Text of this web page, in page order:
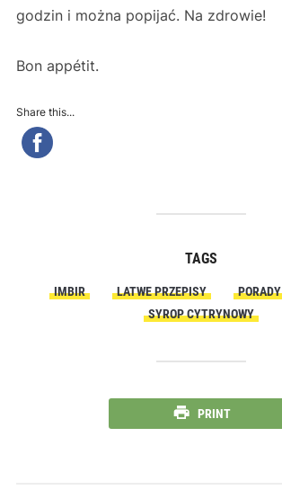
godzin i można popijać. Na zdrowie!
Bon appétit.
Share this...
TAGS
IMBIR LATWE PRZEPISY PORADY
SYROP CYTRYNOWY
PRINT